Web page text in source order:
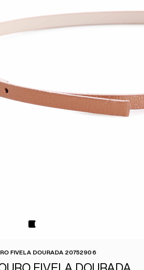
FIVELA DOURADA 20752906
FIVELA DOURADA